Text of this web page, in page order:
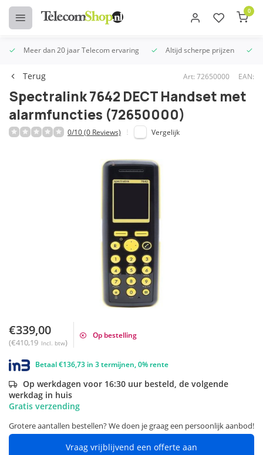
0
Meer dan 20 jaar Telecom ervaring Altijd scherpe prijzen
Terug Art: 72650000 EAN:
Spectralink 7642 DECT Handset met
alarmfuncties (72650000)
0/10 (0 Reviews) Vergelijk
€339,00
(€410,19 Incl. btw)
Op bestelling
Betaal €136,73 in 3 termijnen, 0% rente
Op werkdagen voor 16:30 uur besteld, de volgende
werkdag in huis
Gratis verzending
Grotere aantallen bestellen? We doen je graag een persoonlijk aanbod!
Vraag vrijblijvend een offerte aan